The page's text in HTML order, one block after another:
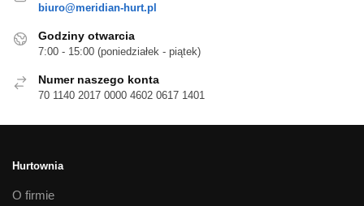
biuro@meridian-hurt.pl
Godziny otwarcia
7:00 - 15:00 (poniedziałek - piątek)
Numer naszego konta
70 1140 2017 0000 4602 0617 1401
Hurtownia
O firmie